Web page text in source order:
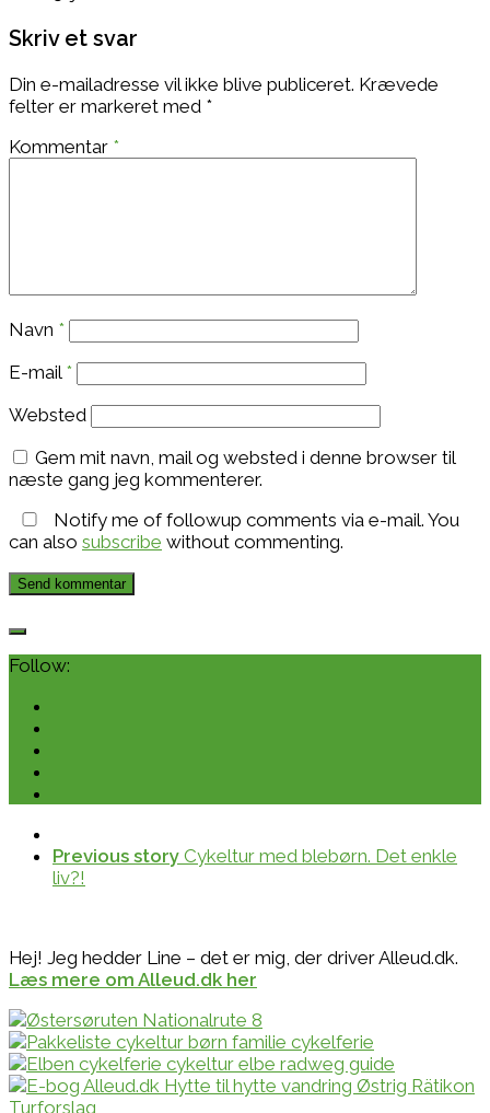
Skriv et svar
Din e-mailadresse vil ikke blive publiceret. Krævede
felter er markeret med *
Kommentar *
Navn *
E-mail *
Websted
Gem mit navn, mail og websted i denne browser til
næste gang jeg kommenterer.
Notify me of followup comments via e-mail. You
can also subscribe without commenting.
Follow:
Previous story Cykeltur med blebørn. Det enkle
liv?!
Hej! Jeg hedder Line – det er mig, der driver Alleud.dk.
Læs mere om Alleud.dk her